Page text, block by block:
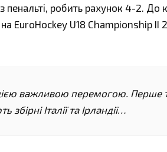
пенальті, робить рахунок 4-2. До
EuroHockey U18 Championship II
цією важливою перемогою. Перше
Італії та Ірландії…